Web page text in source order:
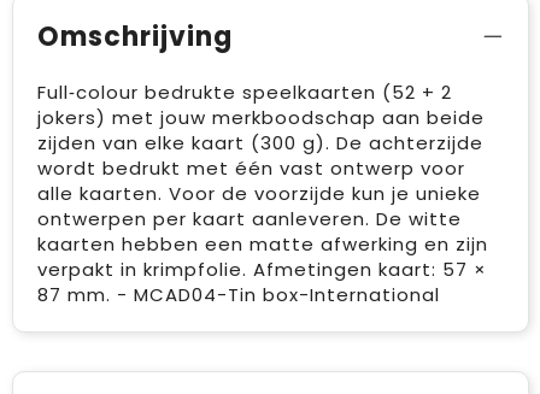
Omschrijving
Full‑colour bedrukte speelkaarten (52 + 2
jokers) met jouw merkboodschap aan beide
zijden van elke kaart (300 g). De achterzijde
wordt bedrukt met één vast ontwerp voor
alle kaarten. Voor de voorzijde kun je unieke
ontwerpen per kaart aanleveren. De witte
kaarten hebben een matte afwerking en zijn
verpakt in krimpfolie. Afmetingen kaart: 57 ×
87 mm. - MCAD04-Tin box-International